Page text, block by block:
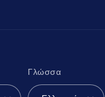
Γλώσσα